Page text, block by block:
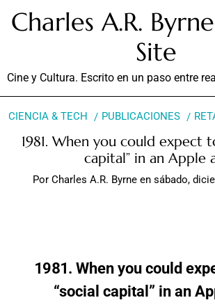
Charles A.R.
Site
Cine y Cultura. Escrito en un paso entre
CIENCIA & TECH PUBLICACIONES
1981. When you could expect
capital” in an Apple
Por Charles A.R. Byrne en sábado,
1981. When you could
“social capital” in an